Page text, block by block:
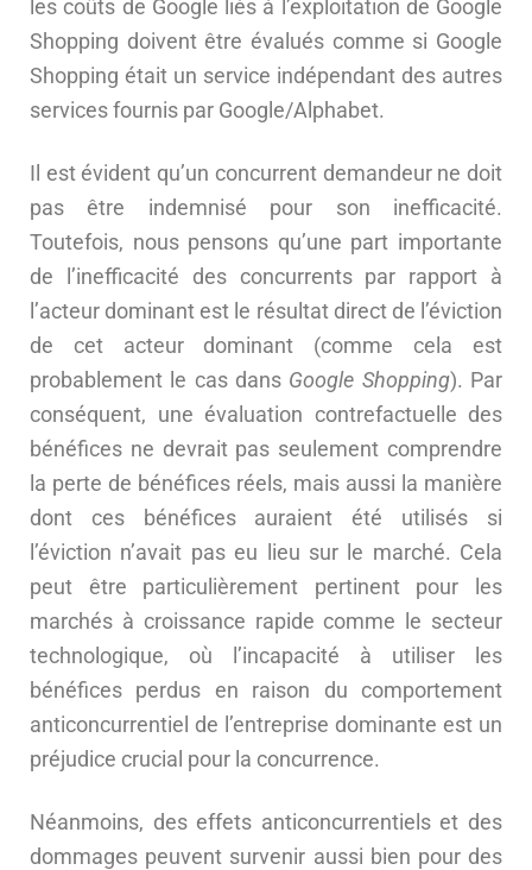
les coûts de Google liés à l’exploitation de Google
Shopping doivent être évalués comme si Google
Shopping était un service indépendant des autres
services fournis par Google/Alphabet.
Il est évident qu’un concurrent demandeur ne doit
pas être indemnisé pour son inefficacité.
Toutefois, nous pensons qu’une part importante
de l’inefficacité des concurrents par rapport à
l’acteur dominant est le résultat direct de l’éviction
de cet acteur dominant (comme cela est
probablement le cas dans Google Shopping). Par
conséquent, une évaluation contrefactuelle des
bénéfices ne devrait pas seulement comprendre
la perte de bénéfices réels, mais aussi la manière
dont ces bénéfices auraient été utilisés si
l’éviction n’avait pas eu lieu sur le marché. Cela
peut être particulièrement pertinent pour les
marchés à croissance rapide comme le secteur
technologique, où l’incapacité à utiliser les
bénéfices perdus en raison du comportement
anticoncurrentiel de l’entreprise dominante est un
préjudice crucial pour la concurrence.
Néanmoins, des effets anticoncurrentiels et des
dommages peuvent survenir aussi bien pour des